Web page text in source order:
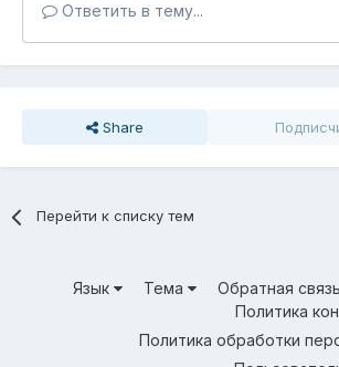
Ответить в тему...
Share
Перейти к списку тем
Язык Тема Обратная связь
Политика
Политика обработки